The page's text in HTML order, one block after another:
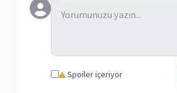
Spoiler içeriyor